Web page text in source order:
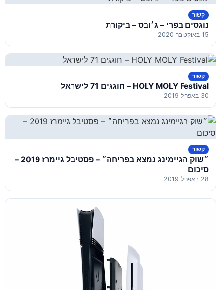
קשור
נוגסים בפרי – ג׳ובס – ביקורת
15 באוקטובר 2020
קשור
HOLY MOLY Festival – חוגגים 71 לישראל
30 באפריל 2019
קשור
״שוק הגיימינג נמצא בפריחה״ – פסטיבל גיימרז 2019 –
סיכום
28 באפריל 2019